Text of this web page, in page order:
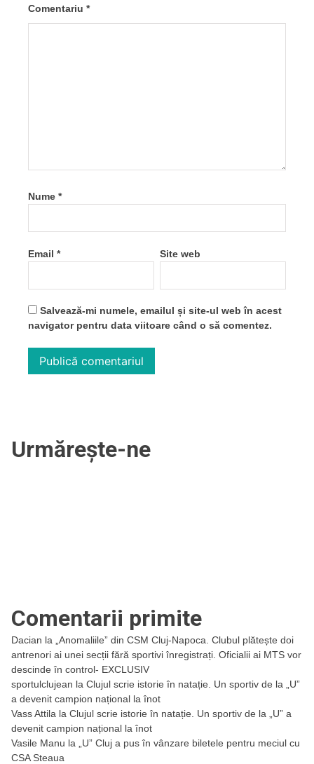
Comentariu *
Nume *
Email * Site web
Salvează-mi numele, emailul și site-ul web în acest
navigator pentru data viitoare când o să comentez.
Urmărește-ne
Comentarii primite
Dacian la
„Anomaliile” din CSM Cluj-Napoca. Clubul plătește doi
antrenori ai unei secții fără sportivi înregistrați. Oficialii ai MTS vor
descinde în control- EXCLUSIV
sportulclujean la Clujul scrie istorie în natație. Un sportiv de la „U”
a devenit campion național la înot
Vass Attila la Clujul scrie istorie în natație. Un sportiv de la „U” a
devenit campion național la înot
Vasile Manu la
„U” Cluj a pus în vânzare biletele pentru meciul cu
CSA Steaua